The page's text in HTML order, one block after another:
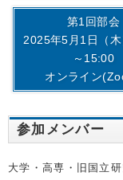
第1回部会
2025年5月1日（
～15:00
オンライン
参加メンバー
大学・高専・旧国立